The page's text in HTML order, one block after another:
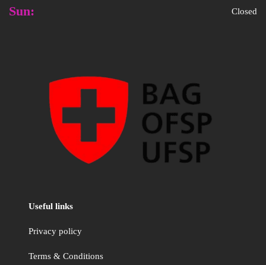
Sun: Closed
Useful links
Privacy policy
Terms & Conditions